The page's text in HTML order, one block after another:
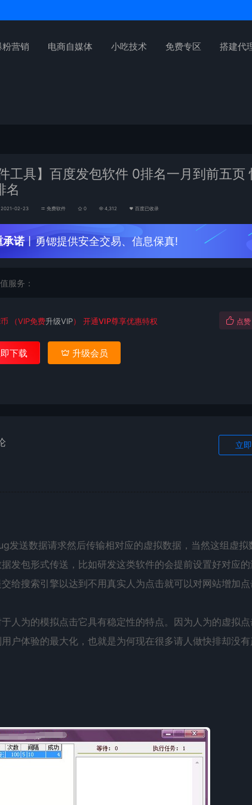
粉营销 电商自媒体 小吃技术 免费专区 搭建代
工具】百度发包软件 0排名一月到前五页
名
2021-02-23 免费软件 0 4,312 百度已收录
承诺丨勇锶提供安全交易、信息保真!
服务：
（VIP免费升级VIP）开通VIP尊享优惠特权 点赞
下载 升级会员
立
发送数据请求然后传输相对应的虚拟数据，当然这组虚拟
发包形式传送，比如研发这类软件的会提前设置好对应
给搜索引擎以达到不用真实人为点击就可以对网站增加
人为的模拟点击它具有稳定性的特点。因为人为的虚拟
户体验的最大化，也就是为何现在很多请人做快排却没